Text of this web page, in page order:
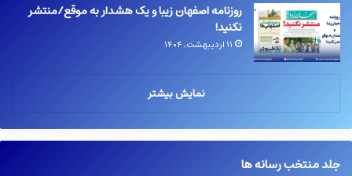
روزنامه اصفهان زیبا و یک هشدار به موقع/منتشر
نکنید!
۱۱ اردیبهشت, ۱۴۰۴
نمایش بیشتر
جلد منتخب رسانه ها